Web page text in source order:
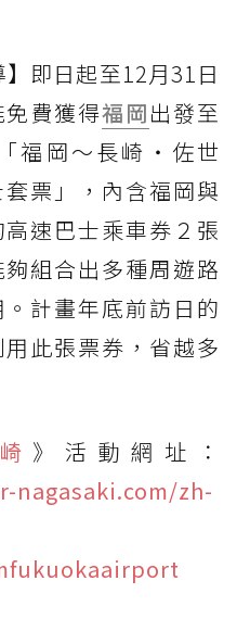
】即日起至12月31日
費獲得福岡出發至
福岡～長崎‧佐世
票」，內含福岡與
速巴士乘車券２張
組合出多種周遊路
計畫年底前訪日的
此張票券，省越多
》活動網址：
nagasaki.com/zh-